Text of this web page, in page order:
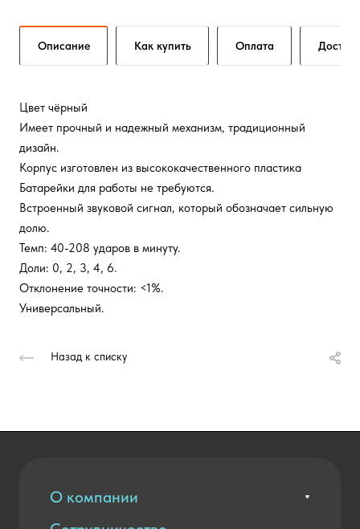
Описание Как купить Оплата
Цвет чёрный
Имеет прочный и надежный механизм, традиционный
дизайн.
Корпус изготовлен из высококачественного пластика
Батарейки для работы не требуются.
Встроенный звуковой сигнал, который обозначает сильную
долю.
Темп: 40-208 ударов в минуту.
Доли: 0, 2, 3, 4, 6.
Отклонение точности: <1%.
Универсальный.
Назад к списку
О компании